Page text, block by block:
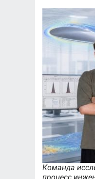
в
для
БАС»
Команда